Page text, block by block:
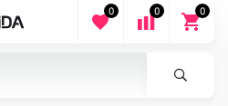
0 0 0